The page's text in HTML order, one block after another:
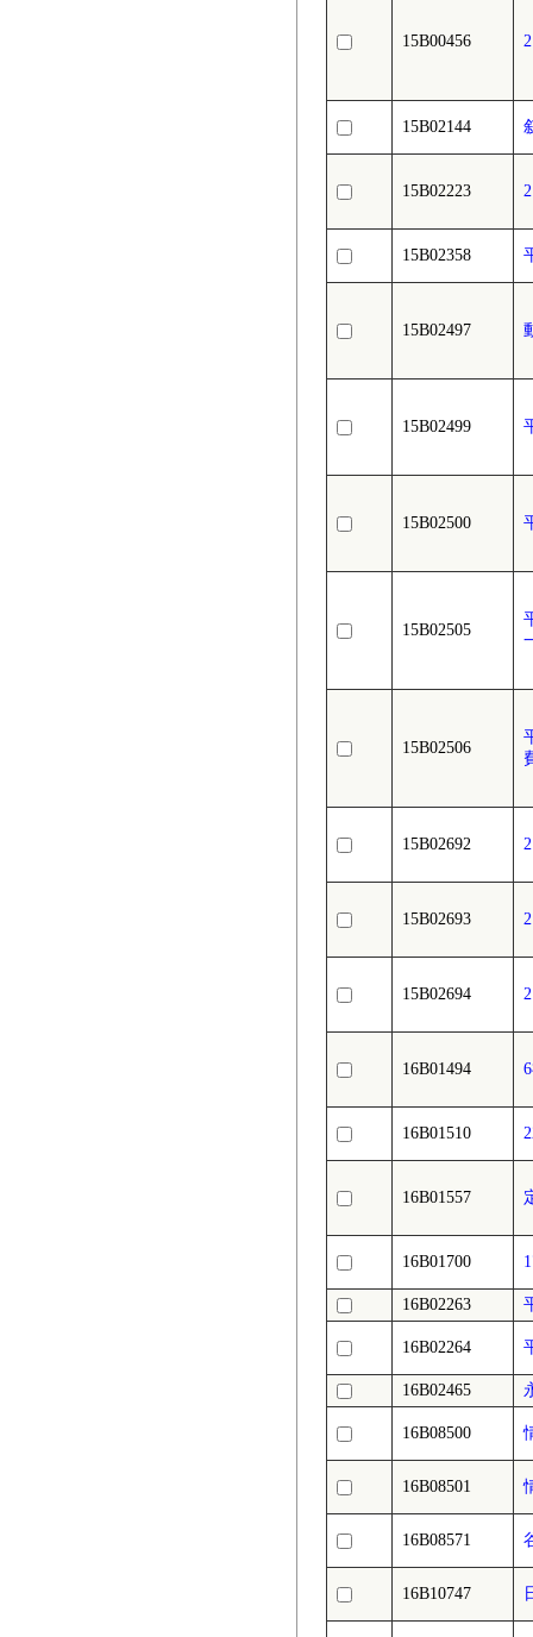
15B00456
15B02144
15B02223
15B02358
15B02497
15B02499
15B02500
15B02505
15B02506
15B02692
15B02693
15B02694
16B01494
16B01510
16B01557
16B01700
16B02263
16B02264
16B02465
16B08500
16B08501
16B08571
16B10747